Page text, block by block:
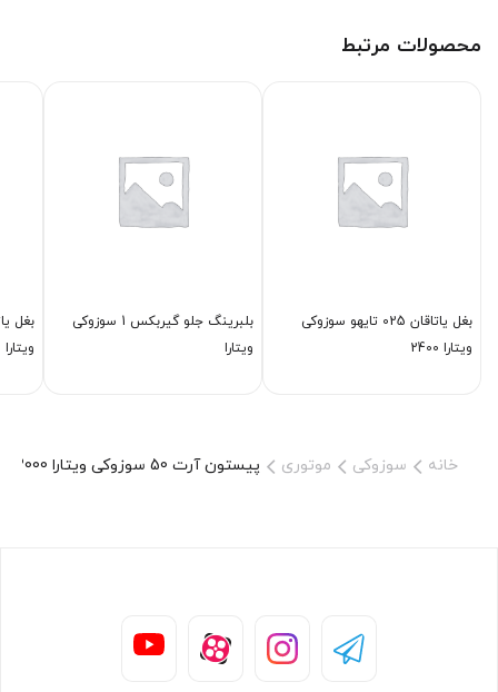
محصولات مرتبط
بغل یاتاقان 025 تایهو سوزوکی
ویتارا 2400
بلبرینگ جلو گیربكس 1 سوزوکی
ویتارا
ویتارا 2000
خانه سوزوکی موتوری پیستون آرت 50 سوزوکی ویتارا 2000